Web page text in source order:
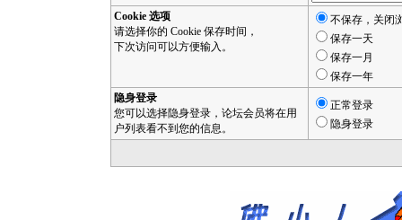
Cookie 选项
请选择你的 Cookie 保存时间，
下次访问可以方便输入。
不保存，关闭
保存一天
保存一月
保存一年
隐身登录
您可以选择隐身登录，论坛会员将在用
户列表看不到您的信息。
正常登录
隐身登录